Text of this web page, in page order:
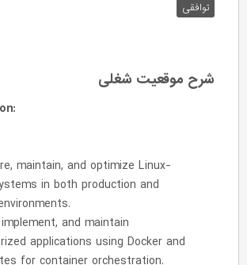
توافقی
شرح موقعیت شغلی
maintain, and optimize Linux-
in both production and
and maintain
applications using Docker and
for container orchestration.